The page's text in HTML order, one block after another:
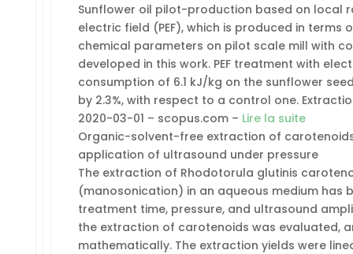
Sunflower oil pilot-production based on local
electric field (PEF), which is produced in terms
chemical parameters on pilot scale mill with
developed in this work. PEF treatment with
consumption of 6.1 kJ/kg on the sunflower
by 2.3%, with respect to a control one.
2020-03-01 – scopus.com – Lire la suite
Organic-solvent-free extraction of
application of ultrasound under pressure
The extraction of Rhodotorula glutinis
(manosonication) in an aqueous medium has
treatment time, pressure, and ultrasound
the extraction of carotenoids was evaluated,
mathematically. The extraction yields were